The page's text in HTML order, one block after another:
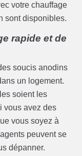
votre chauffage
sont disponibles.
rapide et de
soucis anodins
un logement.
soient les
vous avez des
vous soyez à
peuvent se
dépanner.